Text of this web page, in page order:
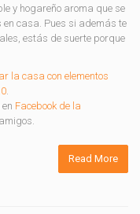
y hogareño aroma que se
casa. Pues si además te
estás de suerte porque
la casa con elementos
.
Facebook de la
Read More